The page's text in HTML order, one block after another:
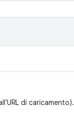
di caricamento).